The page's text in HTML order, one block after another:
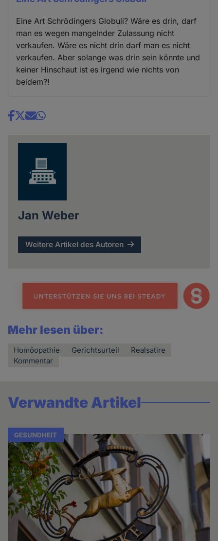
Eine Art Schrödingers Globuli? Wäre es drin, darf
man es wegen mangelnder Zulassung nicht
verkaufen. Wäre es nicht drin darf man es nicht
verkaufen. Aber solange was drin sein könnte und
keiner Hinschaut ist es irgend wie nichts von
beidem?!
Share
Jan Weber
Weitere Artikel des Autoren
Mehr lesen über:
Homöopathie Gerichtsurteil
Realsatire
Kommentar
Verwandte Artikel
GESUNDHEIT